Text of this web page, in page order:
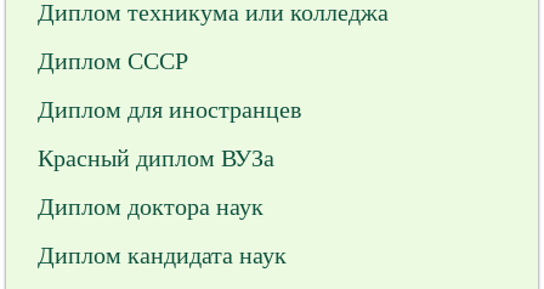
Диплом техникума или колледжа
Диплом СССР
Диплом для иностранцев
Красный диплом ВУЗа
Диплом доктора наук
Диплом кандидата наук